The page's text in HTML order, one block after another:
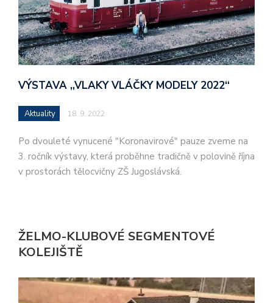
VÝSTAVA „VLAKY VLÁČKY MODELY 2022“
Aktuality 18. 9. 2022
Po dvouleté vynucené "Koronavirové" pauze zveme na
3. ročník výstavy, která proběhne tradičně v polovině října
v prostorách tělocvičny ZŠ Jugoslávská.
ŽELMO-KLUBOVÉ SEGMENTOVÉ
KOLEJIŠTĚ
Video
přehrávač